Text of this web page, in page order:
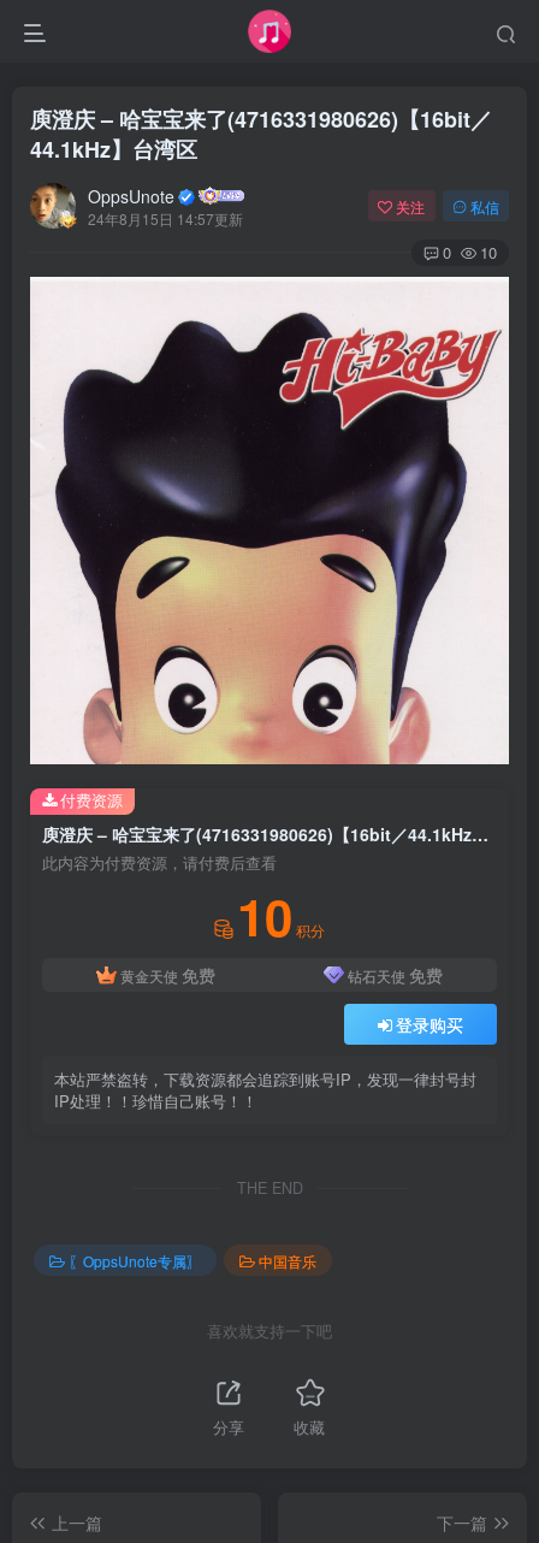
庾澄庆 – 哈宝宝来了(4716331980626)【16bit／
44.1kHz】台湾区
OppsUnote
24年8月15日 14:57更新
关注 私信
0 10
庾澄庆 – 哈宝宝来了(4716331980626)【16bit／44.1kHz】台湾区
此内容为付费资源，请付费后查看
10 积分
黄金天使 免费 钻石天使 免费
登录购买
本站严禁盗转，下载资源都会追踪到账号IP，发现一律封号封
IP处理！！珍惜自己账号！！
付费资源
THE END
〖OppsUnote专属〗 中国音乐
喜欢就支持一下吧
分享 收藏
上一篇
下一篇